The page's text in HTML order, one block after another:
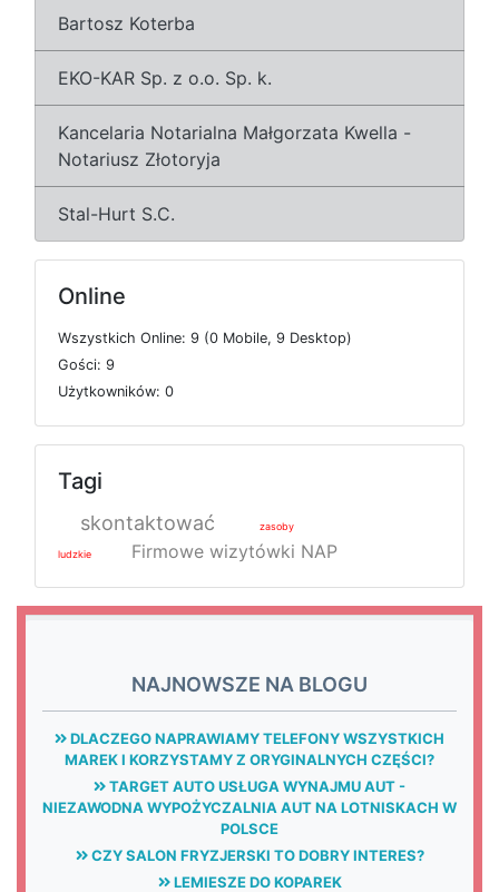
Bartosz Koterba
EKO-KAR Sp. z o.o. Sp. k.
Kancelaria Notarialna Małgorzata Kwella -
Notariusz Złotoryja
Stal-Hurt S.C.
Online
Wszystkich Online: 9 (0 Mobile, 9 Desktop)
Gości: 9
Użytkowników: 0
Tagi
skontaktować zasoby
ludzkie Firmowe wizytówki NAP
NAJNOWSZE NA BLOGU
DLACZEGO NAPRAWIAMY TELEFONY WSZYSTKICH
MAREK I KORZYSTAMY Z ORYGINALNYCH CZĘŚCI?
TARGET AUTO USŁUGA WYNAJMU AUT -
NIEZAWODNA WYPOŻYCZALNIA AUT NA LOTNISKACH W
POLSCE
CZY SALON FRYZJERSKI TO DOBRY INTERES?
LEMIESZE DO KOPAREK